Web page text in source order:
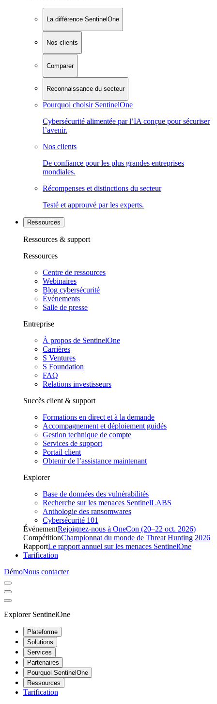
La différence SentinelOne
Nos clients
Comparer
Reconnaissance du secteur
Pourquoi choisir SentinelOne
Cybersécurité alimentée par l’IA conçue pour sécuriser
l’avenir.
Nos clients
De confiance pour les plus grandes entreprises
mondiales.
Récompenses et distinctions du secteur
Testé et approuvé par les experts.
Ressources
Ressources & support
Ressources
Centre de ressources
Webinaires
Blog cybersécurité
Événements
Salle de presse
Entreprise
À propos de SentinelOne
Carrières
S Ventures
S Foundation
FAQ
Relations investisseurs
Succès client & support
Formations en direct et à la demande
Accompagnement et déploiement guidés
Gestion technique de compte
Services de support
Portail client
Obtenir de l’assistance maintenant
Explorer
Base de données des vulnérabilités
Recherche sur les menaces SentinelLABS
Anthologie des ransomwares
Cybersécurité 101
ÉvénementRejoignez-nous à OneCon (20–22 oct. 2026)
CompétitionChampionnat du monde de Threat Hunting 2026
RapportLe rapport annuel sur les menaces SentinelOne
Tarification
DémoNous contacter
Explorer SentinelOne
Plateforme
Solutions
Services
Partenaires
Pourquoi SentinelOne
Ressources
Tarification